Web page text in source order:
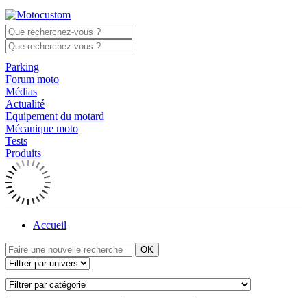
Parking
Forum moto
Médias
Actualité
Equipement du motard
Mécanique moto
Tests
Produits
Accueil
OK